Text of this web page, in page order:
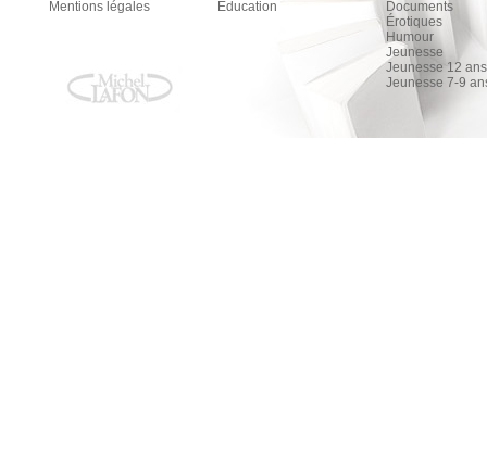
Mentions légales
Education
Documents
Érotiques
Humour
Jeunesse
Jeunesse 12
Jeunesse 7-9